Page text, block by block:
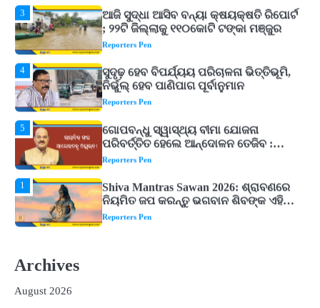
4
ସୁଦୃଢ଼ ହେବ ବିପର୍ଯ୍ୟୟ ପରିଚାଳନା ଭିତ୍ତିଭୂମି,
ନିର୍ଭୁଲ୍ ହେବ ପାଣିପାଗ ପୂର୍ବାନୁମାନ
Reporters Pen
5
ଗୋପବନ୍ଧୁ ସ୍ୱାସ୍ଥ୍ୟ ବୀମା ଯୋଜନା
ପରିବର୍ତ୍ତିତ ହେଲେ ଆନ୍ଦୋଳନ ତେଜିବ :
ଉତ୍କଳ ସାମ୍ବାଦିକ ସଂଘ
Reporters Pen
1
Shiva Mantras Sawan 2026: ଶ୍ରାବଣରେ
ନିୟମିତ ଜପ କରନ୍ତୁ ଭଗବାନ ଶିବଙ୍କ ଏହି
୩ଟି ଶକ୍ତିଶାଳୀ ମନ୍ତ୍ର, ଦୂର ହୋଇପାରେ
ଆର୍ଥିକ ସଙ୍କଟ
Reporters Pen
2
୨୦୨୭ ବିଶ୍ୱକପ ପାଇଁ ରବି ଶାସ୍ତ୍ରୀଙ୍କ ଟିମ୍,
ଆକାଶ ଚୋପ୍ରା ଦେଲେ ୧୦ରୁ ୮ ମାର୍କ
Reporters Pen
Archives
August 2026